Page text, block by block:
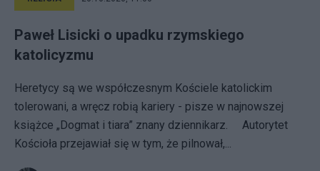
Paweł Lisicki o upadku rzymskiego
katolicyzmu
Heretycy są we współczesnym Kościele katolickim
tolerowani, a wręcz robią kariery - pisze w najnowszej
książce „Dogmat i tiara” znany dziennikarz. Autorytet
Kościoła przejawiał się w tym, że pilnował,...